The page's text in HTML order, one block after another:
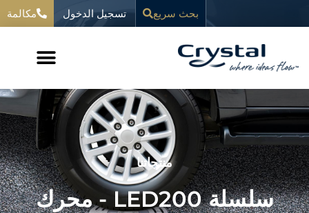
بحث سريع تسجيل الدخول مكالمة
منتجاتنا
سلسلة LED200 - محرك